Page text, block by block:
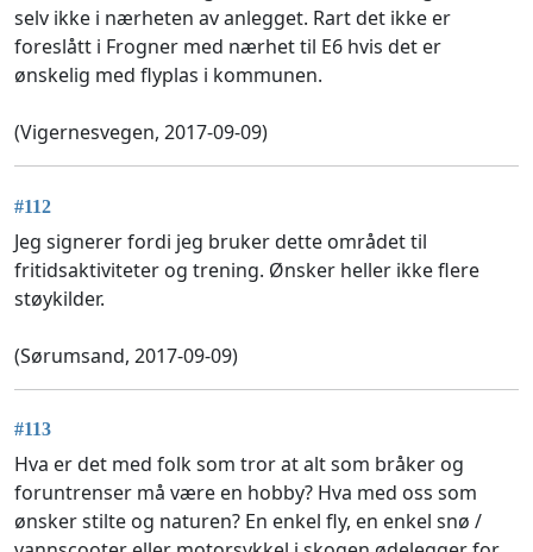
selv ikke i nærheten av anlegget. Rart det ikke er
foreslått i Frogner med nærhet til E6 hvis det er
ønskelig med flyplas i kommunen.
(Vigernesvegen, 2017-09-09)
#112
Jeg signerer fordi jeg bruker dette området til
fritidsaktiviteter og trening. Ønsker heller ikke flere
støykilder.
(Sørumsand, 2017-09-09)
#113
Hva er det med folk som tror at alt som bråker og
foruntrenser må være en hobby? Hva med oss som
ønsker stilte og naturen? En enkel fly, en enkel snø /